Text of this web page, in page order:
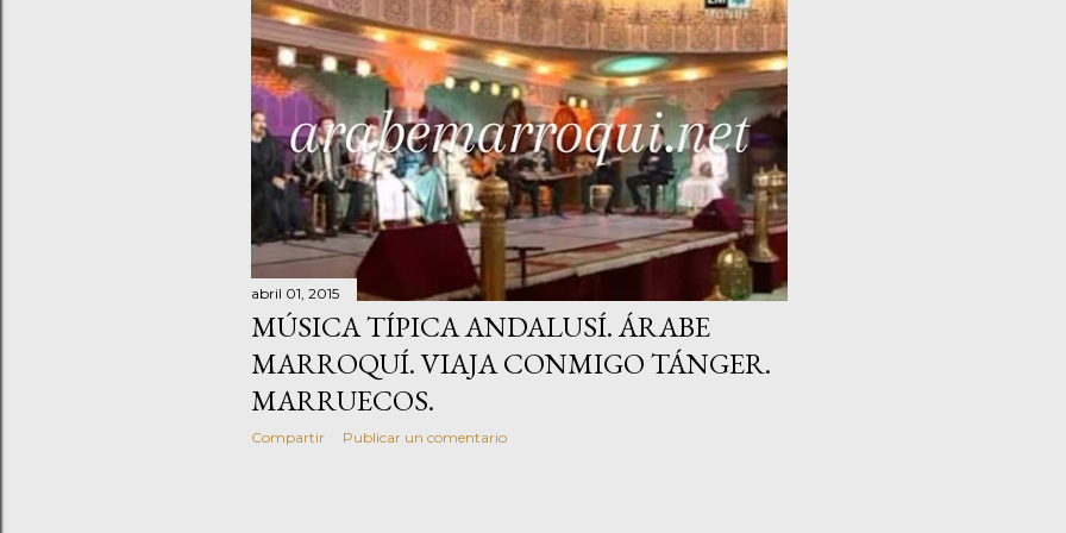
abril 01, 2015
MÚSICA TÍPICA ANDALUSÍ. ÁRABE
MARROQUÍ. VIAJA CONMIGO TÁNGER.
MARRUECOS.
Compartir Publicar un comentario